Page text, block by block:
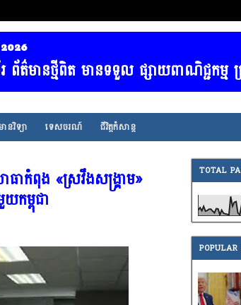
2026
ានថ្មីពិត មានទទួល ផ្សាយពាណិជ្ជកម្ម
នវិទ្យា ទេសចរណ៍ ជីវិត្តកំសាន្ត
កំពុង «ស្រវឹងសង្គ្រាម»
កម្ពុជា
TOTAL
POPULAR